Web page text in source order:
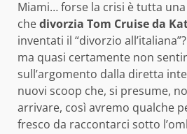
Miami… forse la crisi è tutta
chedivorzia Tom Cruise da
inventati il “divorzio
ma quasi certamente non
sull’argomento dalla diretta
nuovi scoop che, si presume,
arrivare, così avremo qualche
fresco da raccontarci sotto